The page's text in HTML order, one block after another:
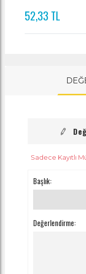
52,33 TL
Sadece Kayıtlı
Başlık:
Değerlendirme: